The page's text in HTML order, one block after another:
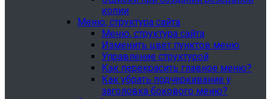
копии
Меню, структура сайта
Меню, структура сайта
Изменить цвет пунктов меню
Управление структурой
Как перекрасить главное меню?
Как убрать подчеркивание у
заголовка бокового меню?